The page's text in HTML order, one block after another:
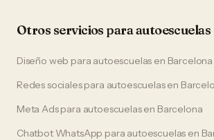
Otros servicios paraautoescuelas
Diseño web para autoescuelas en Barcelona
Redes socialespara autoescuelasen
Meta Adspara autoescuelasen Barcelona
Chatbot WhatsApp para autoescuelas en